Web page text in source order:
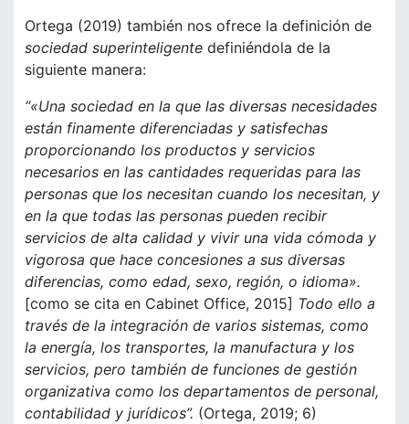
Ortega (2019) también nos ofrece la definición de
sociedad superinteligente definiéndola de la
siguiente manera:
“«Una sociedad en la que las diversas necesidades
están finamente diferenciadas y satisfechas
proporcionando los productos y servicios
necesarios en las cantidades requeridas para las
personas que los necesitan cuando los necesitan, y
en la que todas las personas pueden recibir
servicios de alta calidad y vivir una vida cómoda y
vigorosa que hace concesiones a sus diversas
diferencias, como edad, sexo, región, o idioma».
[como se cita en Cabinet Office, 2015] Todo ello a
través de la integración de varios sistemas, como
la energía, los transportes, la manufactura y los
servicios, pero también de funciones de gestión
organizativa como los departamentos de personal,
contabilidad y jurídicos”. (Ortega, 2019; 6)